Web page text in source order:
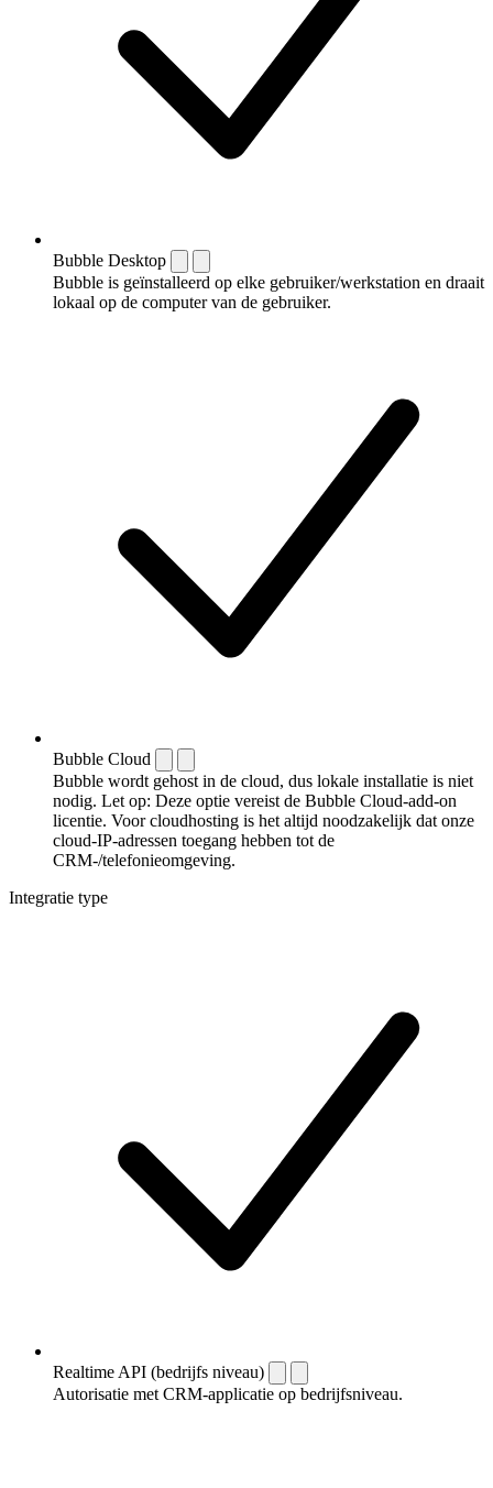
Bubble Desktop
Bubble is geïnstalleerd op elke gebruiker/werkstation en draait
lokaal op de computer van de gebruiker.
Bubble Cloud
Bubble wordt gehost in de cloud, dus lokale installatie is niet
nodig. Let op: Deze optie vereist de Bubble Cloud-add-on
licentie. Voor cloudhosting is het altijd noodzakelijk dat onze
cloud-IP-adressen toegang hebben tot de
CRM-/telefonieomgeving.
Integratie type
Realtime API (bedrijfs niveau)
Autorisatie met CRM-applicatie op bedrijfsniveau.